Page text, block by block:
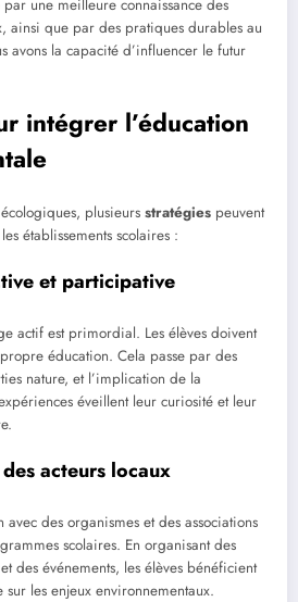
par une meilleure connaissance des
ainsi que par des pratiques durables au
avons la capacité d’influencer le futur
intégrer l’éducation
plusieurs stratégies peuvent
établissements scolaires :
et participative
actif est primordial. Les élèves doivent
éducation. Cela passe par des
nature, et l’implication de la
éveillent leur curiosité et leur
acteurs locaux
des organismes et des associations
scolaires. En organisant des
des événements, les élèves bénéficient
les enjeux environnementaux.